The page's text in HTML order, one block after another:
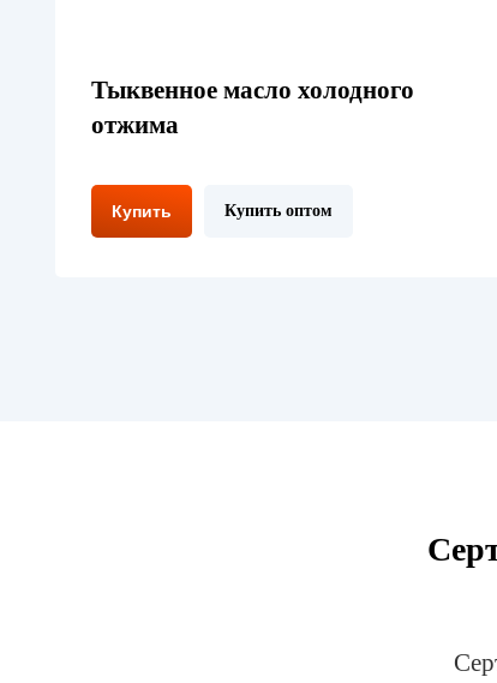
Тыквенное масло холодного
отжима
Купить Купить оптом